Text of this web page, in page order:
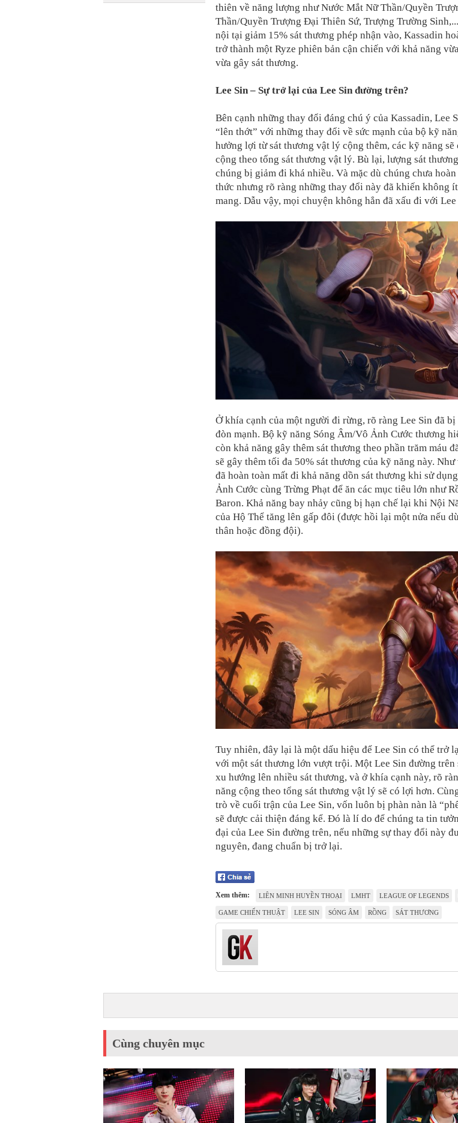
thiên về năng lượng như Nước Mắt Nữ Thần/Quyền
Thần/Quyền Trượng Đại Thiên Sứ, Trượng Trường
nội tại giảm 15% sát thương phép nhận vào, Kassadin
trở thành một Ryze phiên bản cận chiến với khả năng
vừa gây sát thương.
Lee Sin – Sự trở lại của Lee Sin đường trên?
Bên cạnh những thay đổi đáng chú ý của Kassadin, Lee
“lên thớt” với những thay đổi về sức mạnh của bộ kỹ
hưởng lợi từ sát thương vật lý cộng thêm, các kỹ năng sẽ
cộng theo tổng sát thương vật lý. Bù lại, lượng sát
chúng bị giảm đi khá nhiều. Và mặc dù chúng chưa
thức nhưng rõ ràng những thay đổi này đã khiến không
mang. Dẫu vậy, mọi chuyện không hẳn đã xấu đi với Lee
Ở khía cạnh của một người đi rừng, rõ ràng Lee Sin đã
đòn mạnh. Bộ kỹ năng Sóng Âm/Vô Ảnh Cước thương
còn khả năng gây thêm sát thương theo phần trăm máu
sẽ gây thêm tối đa 50% sát thương của kỹ năng này. Như
đã hoàn toàn mất đi khả năng dồn sát thương khi sử
Ảnh Cước cùng Trừng Phạt để ăn các mục tiêu lớn như
Baron. Khả năng bay nhảy cũng bị hạn chế lại khi Nội
của Hộ Thể tăng lên gấp đôi (được hồi lại một nửa nếu
thân hoặc đồng đội).
Tuy nhiên, đây lại là một dấu hiệu để Lee Sin có thể trở
với một sát thương lớn vượt trội. Một Lee Sin đường trên
xu hướng lên nhiều sát thương, và ở khía cạnh này, rõ
năng cộng theo tổng sát thương vật lý sẽ có lợi hơn.
trò về cuối trận của Lee Sin, vốn luôn bị phàn nàn là
sẽ được cải thiện đáng kể. Đó là lí do để chúng ta tin
đại của Lee Sin đường trên, nếu những sự thay đổi này
nguyên, đang chuẩn bị trở lại.
Xem thêm: LIÊN MINH HUYỀN THOẠI LMHT LEAGUE OF LEGENDS
GAME CHIẾN THUẬT LEE SIN SÓNG ÂM RỒNG SÁT THƯƠNG
Cùng chuyên mục